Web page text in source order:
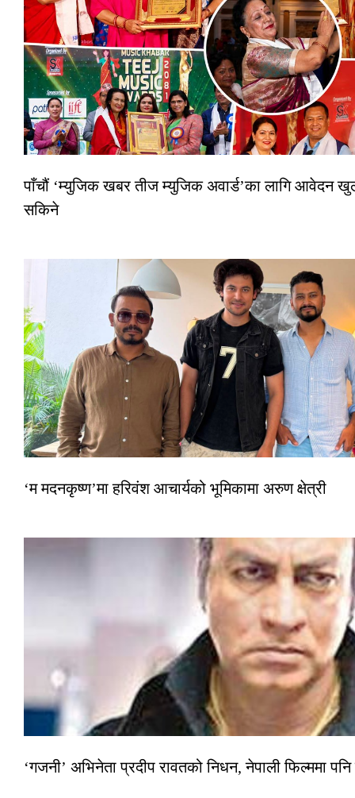
पाँचौं ‘म्युजिक खबर तीज म्युजिक अवार्ड’का लागि आवेदन
सकिने
‘म मदनकृष्ण’मा हरिवंश आचार्यको भूमिकामा अरुण क्षेत्री
‘गजनी’ अभिनेता प्रदीप रावतको निधन, नेपाली फिल्ममा